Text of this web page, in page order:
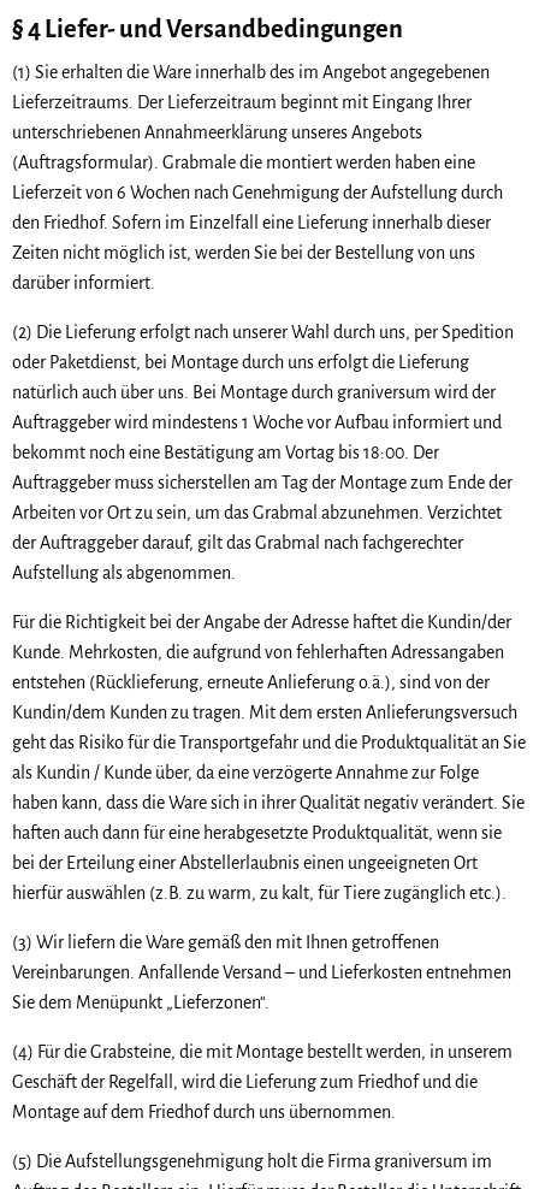
§ 4 Liefer- und Versandbedingungen
(1) Sie erhalten die Ware innerhalb des im Angebot angegebenen
Lieferzeitraums. Der Lieferzeitraum beginnt mit Eingang Ihrer
unterschriebenen Annahmeerklärung unseres Angebots
(Auftragsformular). Grabmale die montiert werden haben eine
Lieferzeit von 6 Wochen nach Genehmigung der Aufstellung durch
den Friedhof. Sofern im Einzelfall eine Lieferung innerhalb dieser
Zeiten nicht möglich ist, werden Sie bei der Bestellung von uns
darüber informiert.
(2) Die Lieferung erfolgt nach unserer Wahl durch uns, per Spedition
oder Paketdienst, bei Montage durch uns erfolgt die Lieferung
natürlich auch über uns. Bei Montage durch graniversum wird der
Auftraggeber wird mindestens 1 Woche vor Aufbau informiert und
bekommt noch eine Bestätigung am Vortag bis 18:00. Der
Auftraggeber muss sicherstellen am Tag der Montage zum Ende der
Arbeiten vor Ort zu sein, um das Grabmal abzunehmen. Verzichtet
der Auftraggeber darauf, gilt das Grabmal nach fachgerechter
Aufstellung als abgenommen.
Für die Richtigkeit bei der Angabe der Adresse haftet die Kundin/der
Kunde. Mehrkosten, die aufgrund von fehlerhaften Adressangaben
entstehen (Rücklieferung, erneute Anlieferung o.ä.), sind von der
Kundin/dem Kunden zu tragen. Mit dem ersten Anlieferungsversuch
geht das Risiko für die Transportgefahr und die Produktqualität an Sie
als Kundin / Kunde über, da eine verzögerte Annahme zur Folge
haben kann, dass die Ware sich in ihrer Qualität negativ verändert. Sie
haften auch dann für eine herabgesetzte Produktqualität, wenn sie
bei der Erteilung einer Abstellerlaubnis einen ungeeigneten Ort
hierfür auswählen (z.B. zu warm, zu kalt, für Tiere zugänglich etc.).
(3) Wir liefern die Ware gemäß den mit Ihnen getroffenen
Vereinbarungen. Anfallende Versand – und Lieferkosten entnehmen
Sie dem Menüpunkt „Lieferzonen“.
(4) Für die Grabsteine, die mit Montage bestellt werden, in unserem
Geschäft der Regelfall, wird die Lieferung zum Friedhof und die
Montage auf dem Friedhof durch uns übernommen.
(5) Die Aufstellungsgenehmigung holt die Firma graniversum im